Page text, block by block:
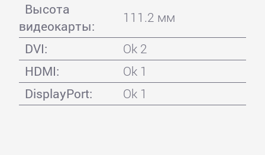
Высота
видеокарты:
111.2 мм
DVI:
Ok 2
HDMI:
Ok 1
DisplayPort:
Ok 1